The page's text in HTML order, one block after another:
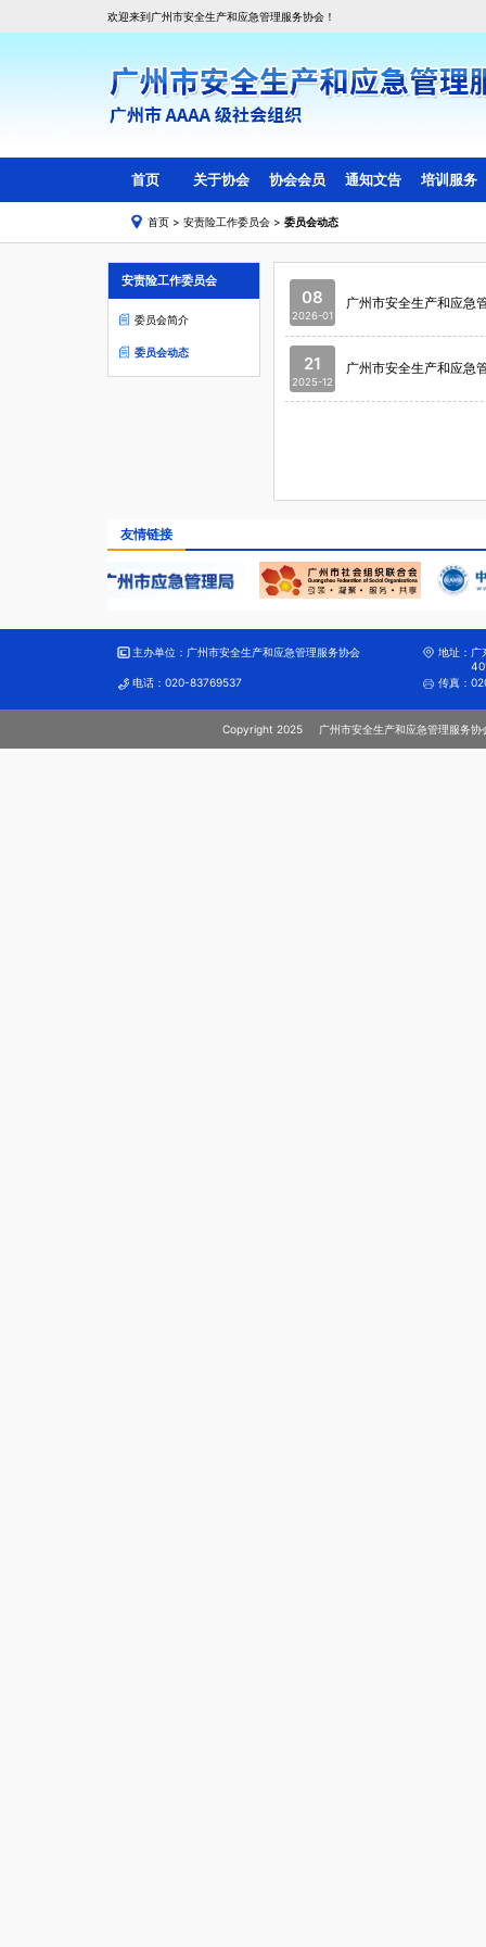
欢迎来到广州市安全生产和应急管理服务协会！
首页 关于协会
协会简介
协会章程
协会会员
会员目录
理事会员单位
一般单位会员
通知文告 培训服务
首页 >安责险工作委员会 >委员会动态
安责险工作委员会
委员会简介
委员会动态
08
2026-01
广州市安全生产和应急
21
2025-12
广州市安全生产和应急
友情链接
主办单位： 广州市安全生产和应急管理服务协会 地址： 广
电话：020-83769537 传真：
Copyright 2025 广州市安全生产和应急管理服务